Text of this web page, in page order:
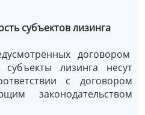
субъектов лизинга
договором
субъекты лизинга несут
с договором
законодательством